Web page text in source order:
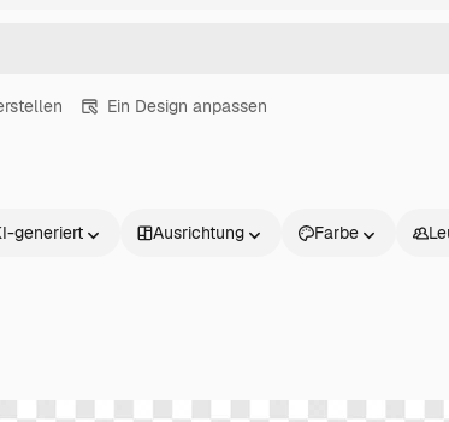
Ein Design anpassen
generiert Ausrichtung Farbe